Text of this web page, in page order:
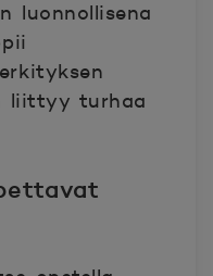
luonnollisena
liittyy turhaa